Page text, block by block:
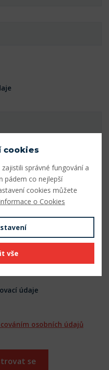
údaje
osobních údajů
se
cookies
správné fungování a
pádem co nejlepší
cookies můžete
o Cookies
vše